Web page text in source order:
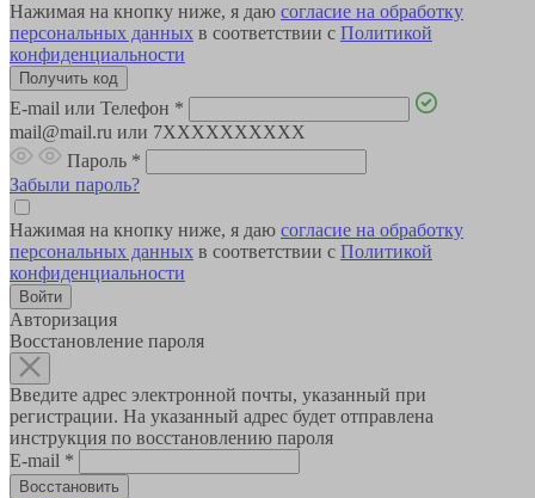
Нажимая на кнопку ниже, я даю согласие на обработку
персональных данных в соответствии с Политикой
конфиденциальности
E-mail или Телефон *
mail@mail.ru или 7XXXXXXXXXX
Пароль *
Забыли пароль?
Нажимая на кнопку ниже, я даю согласие на обработку
персональных данных в соответствии с Политикой
конфиденциальности
Авторизация
Восстановление пароля
Введите адрес электронной почты, указанный при
регистрации. На указанный адрес будет отправлена
инструкция по восстановлению пароля
E-mail *